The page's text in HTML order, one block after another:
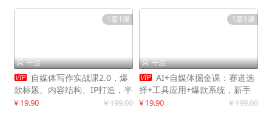
1章1课
 千启
 自媒体写作实战课2.0，爆
款标题、内容结构、IP打造，半
年复制30万粉月入10万+
¥ 19.90 ¥ 199.00
1章1课
 千启
 AI+自媒体掘金课：赛道选
择+工具应用+爆款系统，新手
快速起步，副业月入8000+
¥ 19.90 ¥ 199.00